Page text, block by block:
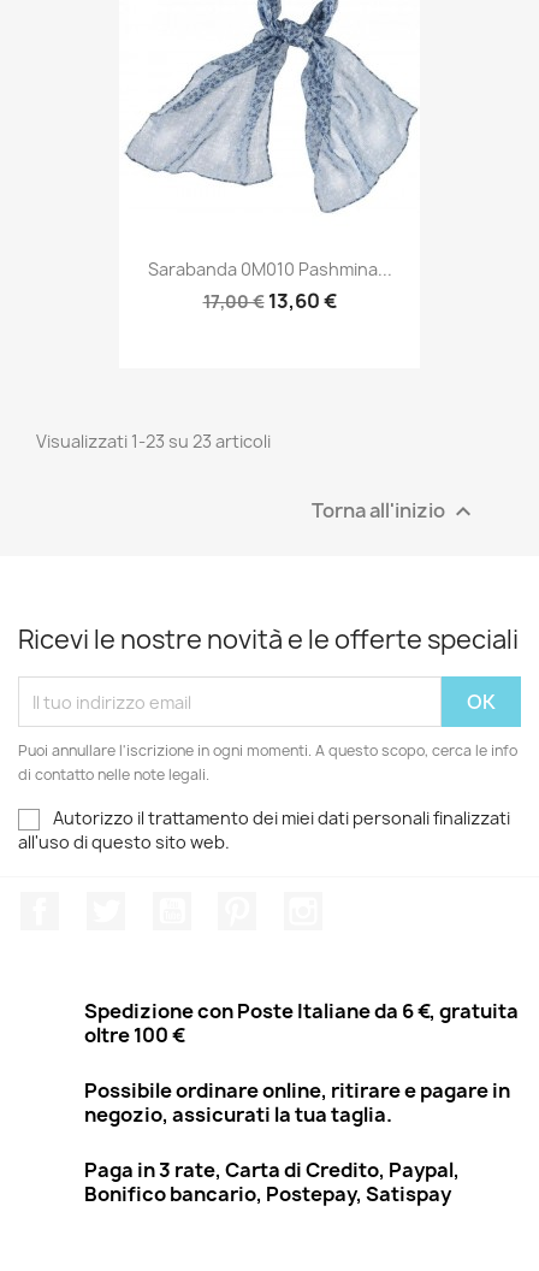
Sarabanda 0M010 Pashmina...
17,00 € 13,60 €
Visualizzati 1-23 su 23 articoli
Torna all'inizio 
Ricevi le nostre novità e le offerte speciali
Puoi annullare l'iscrizione in ogni momenti. A questo scopo, cerca le info
di contatto nelle note legali.
Autorizzo il trattamento dei miei dati personali finalizzati
all'uso di questo sito web.
Spedizione con Poste Italiane da 6 €, gratuita
oltre 100 €
Possibile ordinare online, ritirare e pagare in
negozio, assicurati la tua taglia.
Paga in 3 rate, Carta di Credito, Paypal,
Bonifico bancario, Postepay, Satispay